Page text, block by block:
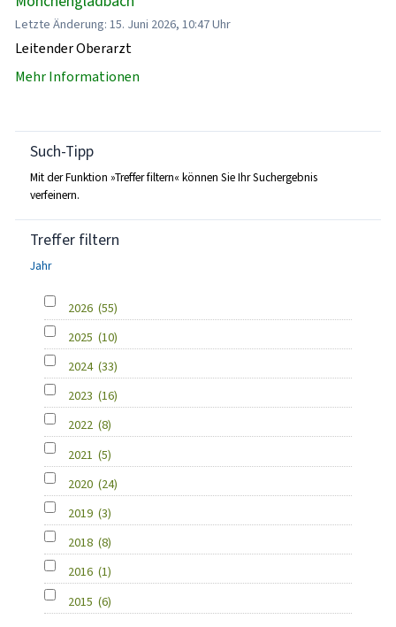
Letzte Änderung: 15. Juni 2026, 10:47 Uhr
Leitender Oberarzt
Mehr Informationen
Such-Tipp
Mit der Funktion »Treffer filtern« können Sie Ihr Suchergebnis
verfeinern.
Treffer filtern
Jahr
2026 (55)
2025 (10)
2024 (33)
2023 (16)
2022 (8)
2021 (5)
2020 (24)
2019 (3)
2018 (8)
2016 (1)
2015 (6)